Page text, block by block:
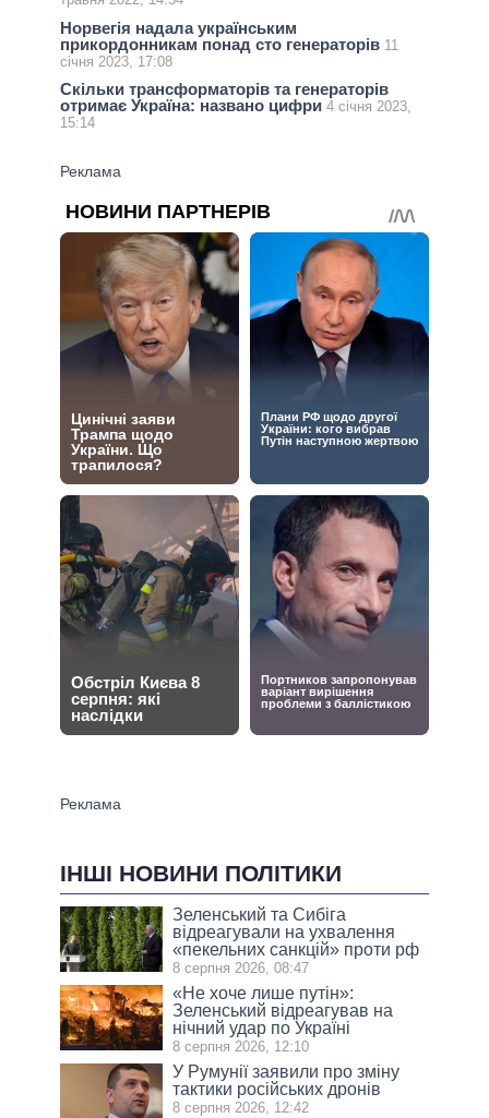
Норвегія надала українським
прикордонникам понад сто генераторів 11
січня 2023, 17:08
Скільки трансформаторів та генераторів
отримає Україна: названо цифри 4 січня 2023,
15:14
ІНШІ НОВИНИ ПОЛІТИКИ
Зеленський та Сибіга
відреагували на ухвалення
«пекельних санкцій» проти рф
8 серпня 2026, 08:47
«Не хоче лише путін»:
Зеленський відреагував на
нічний удар по Україні
8 серпня 2026, 12:10
У Румунії заявили про зміну
тактики російських дронів
8 серпня 2026, 12:42